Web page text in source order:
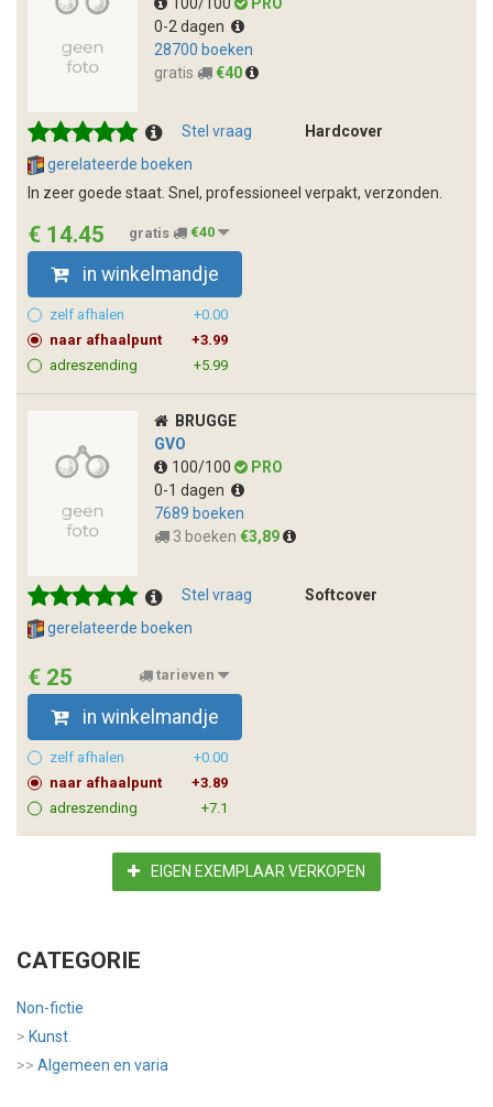
0-2 dagen
28700 boeken
gratis
€40
Stel vraag
Hardcover
gerelateerde boeken
In zeer goede staat. Snel, professioneel verpakt, verzonden.
€ 14.45 gratis €40
in winkelmandje
zelf afhalen
+0.00
naar afhaalpunt
+3.99
adreszending
+5.99
BRUGGE
GVO
100/100
PRO
0-1 dagen
7689 boeken
3 boeken €3,89
Stel vraag
Softcover
gerelateerde boeken
€ 25 tarieven
in winkelmandje
zelf afhalen
+0.00
naar afhaalpunt
+3.89
adreszending
+7.1
EIGEN EXEMPLAAR VERKOPEN
CATEGORIE
Non-fictie
> Kunst
>> Algemeen en varia